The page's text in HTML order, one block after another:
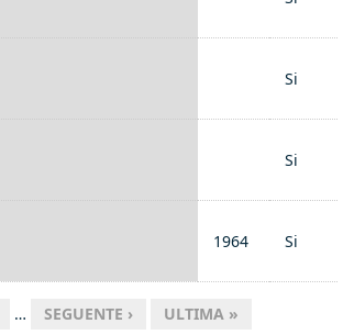
Si
Si
1964 Si
… SEGUENTE › ULTIMA »